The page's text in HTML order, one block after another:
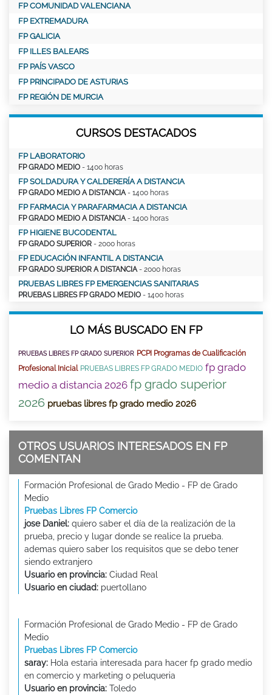
FP COMUNIDAD VALENCIANA
FP EXTREMADURA
FP GALICIA
FP ILLES BALEARS
FP PAÍS VASCO
FP PRINCIPADO DE ASTURIAS
FP REGIÓN DE MURCIA
CURSOS DESTACADOS
FP LABORATORIO
FP GRADO MEDIO - 1400 horas
FP SOLDADURA Y CALDERERÍA A DISTANCIA
FP GRADO MEDIO A DISTANCIA - 1400 horas
FP FARMACIA Y PARAFARMACIA A DISTANCIA
FP GRADO MEDIO A DISTANCIA - 1400 horas
FP HIGIENE BUCODENTAL
FP GRADO SUPERIOR - 2000 horas
FP EDUCACIÓN INFANTIL A DISTANCIA
FP GRADO SUPERIOR A DISTANCIA - 2000 horas
PRUEBAS LIBRES FP EMERGENCIAS SANITARIAS
PRUEBAS LIBRES FP GRADO MEDIO - 1400 horas
LO MÁS BUSCADO EN FP
PRUEBAS LIBRES FP GRADO SUPERIOR PCPI Programas de Cualificación
Profesional Inicial PRUEBAS LIBRES FP GRADO MEDIO fp grado
medio a distancia 2026 fp grado superior
2026 pruebas libres fp grado medio 2026
OTROS USUARIOS INTERESADOS EN FP
COMENTAN
Formación Profesional de Grado Medio - FP de Grado
Medio
Pruebas Libres FP Comercio
jose Daniel: quiero saber el día de la realización de la
prueba, precio y lugar donde se realice la prueba.
ademas quiero saber los requisitos que se debo tener
siendo extranjero
Usuario en provincia: Ciudad Real
Usuario en ciudad: puertollano
Formación Profesional de Grado Medio - FP de Grado
Medio
Pruebas Libres FP Comercio
saray: Hola estaria interesada para hacer fp grado medio
en comercio y marketing o peluqueria
Usuario en provincia: Toledo